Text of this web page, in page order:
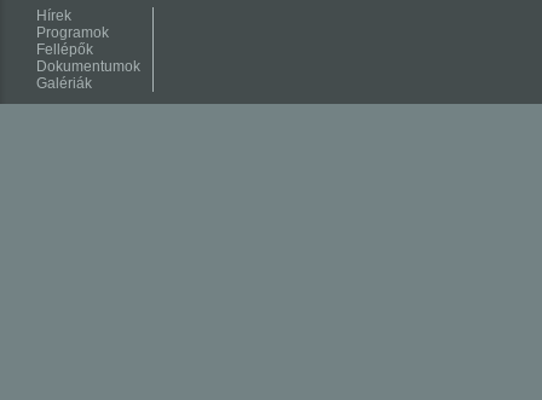
Hírek
Programok
Fellépők
Dokumentumok
Galériák